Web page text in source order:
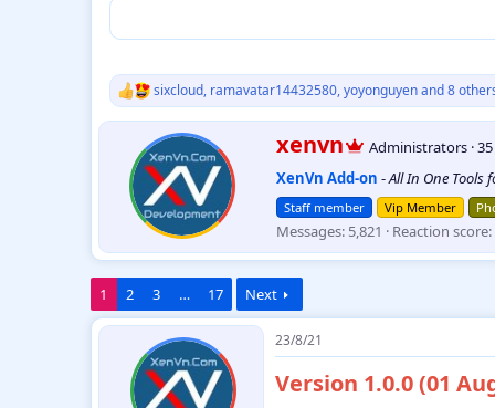
R
:
sixcloud, ramavatar14432580,yoyonguyenand 8
W
r
i
t
t
e
n
b
y
xenvn Administrators ·35
XenVn Add-on -All In One Tools
Staff member Vip Member
Messages 5,821 Reaction score
1 2 3 … 17 Next
23/8/21
Version 1.0.0 (01